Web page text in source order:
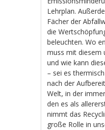
Lehrplan.
Fächer der
die
beleuchten. Wo
muss mit diesem
und wie kann
– sei es
nach der
Welt, in der
den es als
nimmt das
große Rolle in